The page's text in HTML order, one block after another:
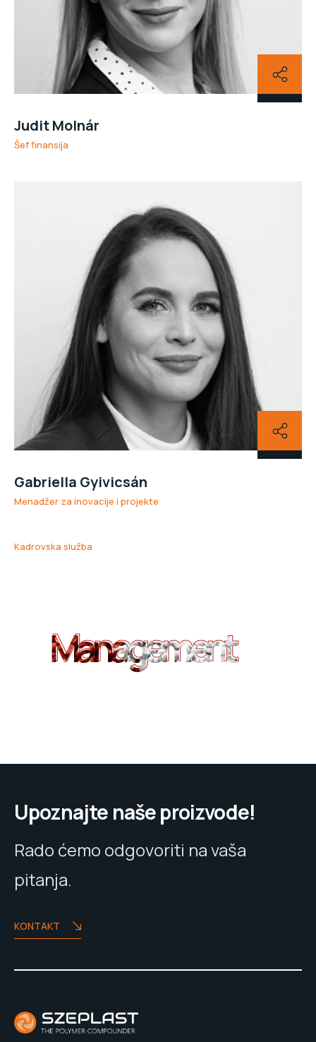
Judit Molnár
Šef finansija
Gabriella Gyivicsán
Menadžer za inovacije i projekte
Kadrovska služba
Management
Management
Upoznajte naše proizvode!
Rado ćemo odgovoriti na vaša
pitanja.
KONTAKT